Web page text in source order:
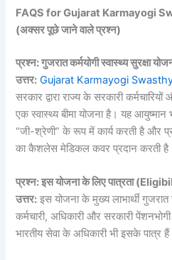
FAQS for Gujarat Karmayogi
(अक्सर पूछे जाने वाले प्रश्न)
प्रश्न: गुजरात कर्मयोगी स्वास्थ्य सुरक्षा
उत्तर: Gujarat Karmayogi
सरकार द्वारा राज्य के सरकारी
एक स्वास्थ्य बीमा योजना है। यह
“जी-श्रेणी” के रूप में कार्य करती है और
का कैशलेस मेडिकल कवर प्रदान करती
प्रश्न: इस योजना के लिए पात्रता
उत्तर: इस योजना के मुख्य लाभार्थी
कर्मचारी, अधिकारी और सरकारी
भारतीय सेवा के अधिकारी भी इसके पात्र